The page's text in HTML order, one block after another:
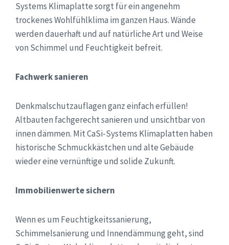
Systems Klimaplatte sorgt für ein angenehm
trockenes Wohlfühlklima im ganzen Haus. Wände
werden dauerhaft und auf natürliche Art und Weise
von Schimmel und Feuchtigkeit befreit.
Fachwerk sanieren
Denkmalschutzauflagen ganz einfach erfüllen!
Altbauten fachgerecht sanieren und unsichtbar von
innen dämmen. Mit CaSi-Systems Klimaplatten haben
historische Schmuckkästchen und alte Gebäude
wieder eine vernünftige und solide Zukunft.
Immobilienwerte sichern
Wenn es um Feuchtigkeitssanierung,
Schimmelsanierung und Innendämmung geht, sind